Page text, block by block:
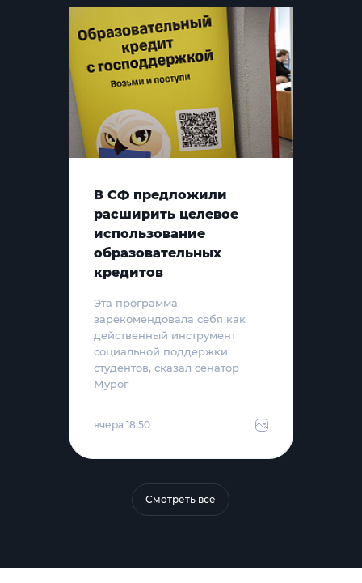
В СФ предложили
расширить целевое
использование
образовательных
кредитов
Эта программа
зарекомендовала себя как
действенный инструмент
социальной поддержки
студентов, сказал сенатор
Мурог
вчера 18:50
Смотреть все